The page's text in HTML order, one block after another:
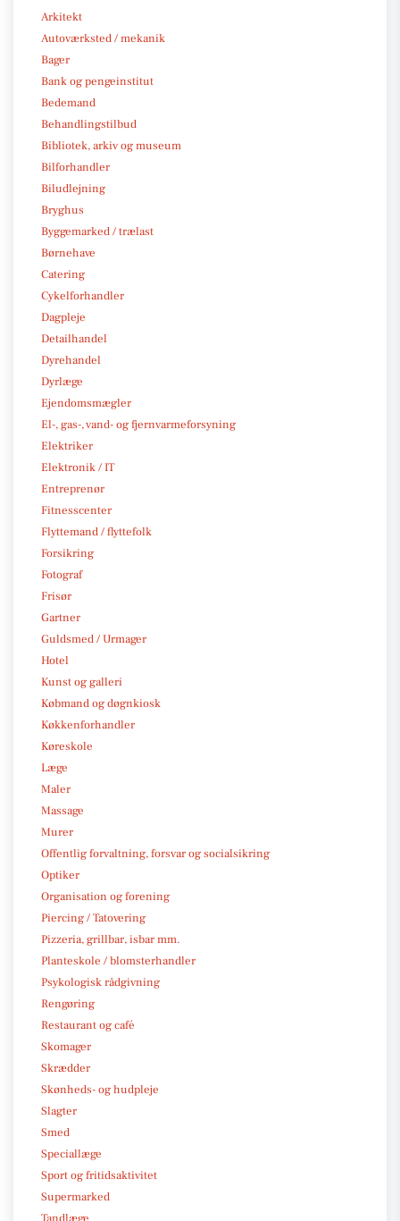
Arkitekt
Autoværksted / mekanik
Bager
Bank og pengeinstitut
Bedemand
Behandlingstilbud
Bibliotek, arkiv og museum
Bilforhandler
Biludlejning
Bryghus
Byggemarked / trælast
Børnehave
Catering
Cykelforhandler
Dagpleje
Detailhandel
Dyrehandel
Dyrlæge
Ejendomsmægler
El-, gas-, vand- og fjernvarmeforsyning
Elektriker
Elektronik / IT
Entreprenør
Fitnesscenter
Flyttemand / flyttefolk
Forsikring
Fotograf
Frisør
Gartner
Guldsmed / Urmager
Hotel
Kunst og galleri
Købmand og døgnkiosk
Køkkenforhandler
Køreskole
Læge
Maler
Massage
Murer
Offentlig forvaltning, forsvar og socialsikring
Optiker
Organisation og forening
Piercing / Tatovering
Pizzeria, grillbar, isbar mm.
Planteskole / blomsterhandler
Psykologisk rådgivning
Rengøring
Restaurant og café
Skomager
Skrædder
Skønheds- og hudpleje
Slagter
Smed
Speciallæge
Sport og fritidsaktivitet
Supermarked
Tandlæge